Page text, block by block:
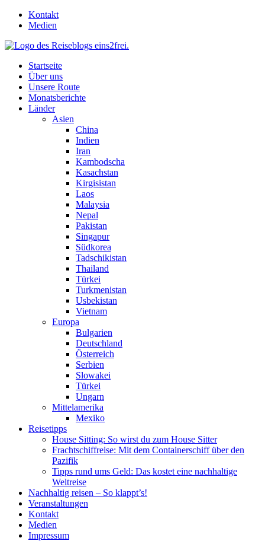
Skip
Kontakt
Medien
Startseite
Über uns
Unsere Route
Monatsberichte
Länder
Asien
China
Indien
Iran
Kambodscha
Kasachstan
Kirgisistan
Laos
Malaysia
Nepal
Pakistan
Singapur
Südkorea
Tadschikistan
Thailand
Türkei
Turkmenistan
Usbekistan
Vietnam
Europa
Bulgarien
Deutschland
Österreich
Serbien
Slowakei
Türkei
Ungarn
Mittelamerika
Mexiko
Reisetipps
House Sitting: So wirst du zum House Sitter
Frachtschiffreise: Mit dem Containerschiff über den
Pazifik
Tipps rund ums Geld: Das kostet eine nachhaltige
Weltreise
Nachhaltig reisen – So klappt’s!
Veranstaltungen
Kontakt
Medien
Impressum